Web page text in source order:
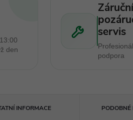
den
servis
podpora
INFORMACE PODOBNÉ